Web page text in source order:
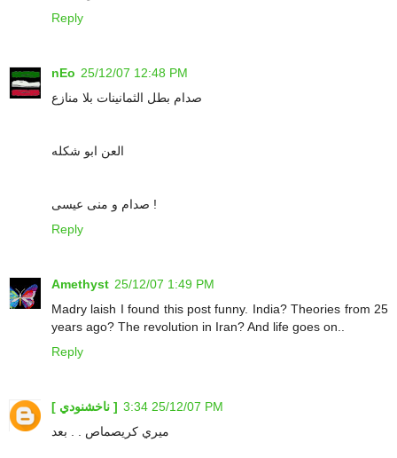
Reply
nEo 25/12/07 12:48 PM
صدام بطل الثمانينات بلا منازع
العن ابو شكله
صدام و منى عيسى !
Reply
Amethyst 25/12/07 1:49 PM
Madry laish I found this post funny. India? Theories from 25
years ago? The revolution in Iran? And life goes on..
Reply
[ ناخشنودي ]
25/12/07 3:34 PM
ميري كريصماص . . بعد